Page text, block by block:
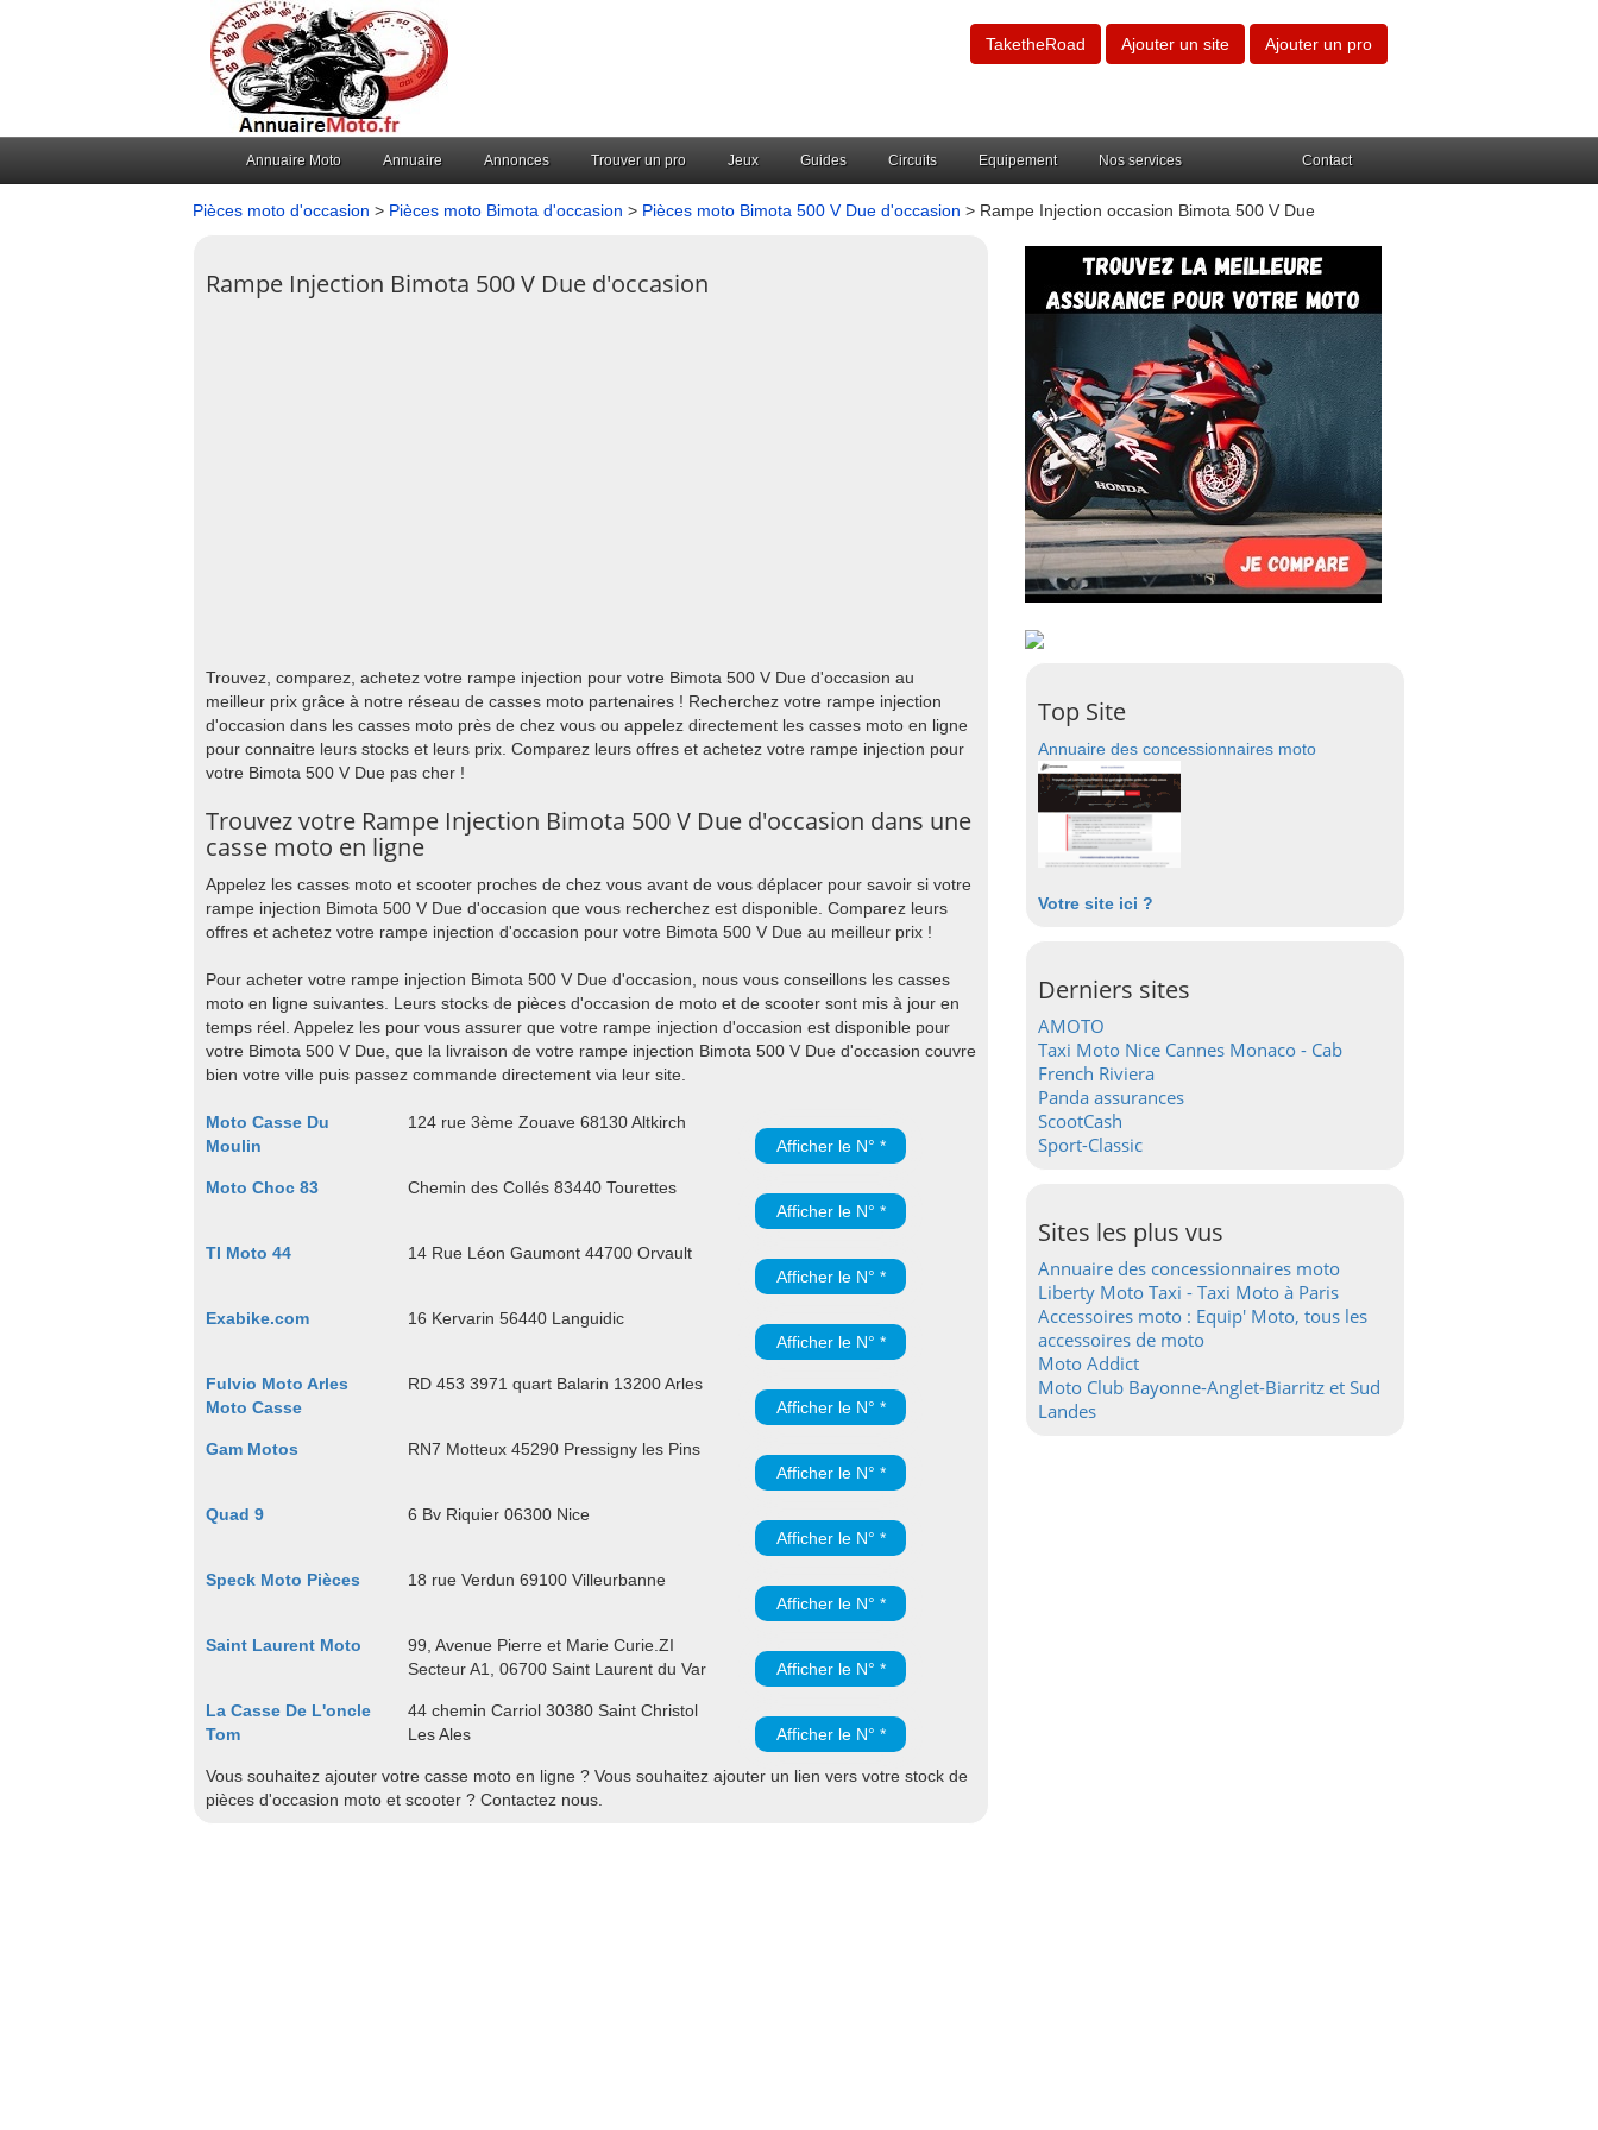
TaketheRoad Ajouter un site Ajouter un pro
Annuaire Moto Annuaire Annonces Trouver un pro Jeux Guides Circuits Equipement Nos services Contact
Pièces moto d'occasion > Pièces moto Bimota d'occasion > Pièces moto Bimota 500 V Due d'occasion > Rampe Injection occasion Bimota 500 V Due
Rampe Injection Bimota 500 V Due d'occasion
Trouvez, comparez, achetez votre rampe injection pour votre Bimota 500 V Due d'occasion au
meilleur prix grâce à notre réseau de casses moto partenaires ! Recherchez votre rampe injection
d'occasion dans les casses moto près de chez vous ou appelez directement les casses moto en ligne
pour connaitre leurs stocks et leurs prix. Comparez leurs offres et achetez votre rampe injection pour
votre Bimota 500 V Due pas cher !
Trouvez votre Rampe Injection Bimota 500 V Due d'occasion dans une
casse moto en ligne
Appelez les casses moto et scooter proches de chez vous avant de vous déplacer pour savoir si votre
rampe injection Bimota 500 V Due d'occasion que vous recherchez est disponible. Comparez leurs
offres et achetez votre rampe injection d'occasion pour votre Bimota 500 V Due au meilleur prix !
Pour acheter votre rampe injection Bimota 500 V Due d'occasion, nous vous conseillons les casses
moto en ligne suivantes. Leurs stocks de pièces d'occasion de moto et de scooter sont mis à jour en
temps réel. Appelez les pour vous assurer que votre rampe injection d'occasion est disponible pour
votre Bimota 500 V Due, que la livraison de votre rampe injection Bimota 500 V Due d'occasion couvre
bien votre ville puis passez commande directement via leur site.
Moto Casse Du
Moulin
124 rue 3ème Zouave 68130 Altkirch
Afficher le N° *
Moto Choc 83
Chemin des Collés 83440 Tourettes
Afficher le N° *
TI Moto 44
14 Rue Léon Gaumont 44700 Orvault
Afficher le N° *
Exabike.com
16 Kervarin 56440 Languidic
Afficher le N° *
Fulvio Moto Arles
Moto Casse
RD 453 3971 quart Balarin 13200 Arles
Afficher le N° *
Gam Motos
RN7 Motteux 45290 Pressigny les Pins
Afficher le N° *
Quad 9
6 Bv Riquier 06300 Nice
Afficher le N° *
Speck Moto Pièces
18 rue Verdun 69100 Villeurbanne
Afficher le N° *
Saint Laurent Moto
99, Avenue Pierre et Marie Curie.ZI
Secteur A1, 06700 Saint Laurent du Var
Afficher le N° *
La Casse De L'oncle
Tom
44 chemin Carriol 30380 Saint Christol
Les Ales
Afficher le N° *
Vous souhaitez ajouter votre casse moto en ligne ? Vous souhaitez ajouter un lien vers votre stock de
pièces d'occasion moto et scooter ? Contactez nous.
Top Site
Annuaire des concessionnaires moto
Votre site ici ?
Derniers sites
AMOTO
Taxi Moto Nice Cannes Monaco - Cab
French Riviera
Panda assurances
ScootCash
Sport-Classic
Sites les plus vus
Annuaire des concessionnaires moto
Liberty Moto Taxi - Taxi Moto à Paris
Accessoires moto : Equip' Moto, tous les
accessoires de moto
Moto Addict
Moto Club Bayonne-Anglet-Biarritz et Sud
Landes